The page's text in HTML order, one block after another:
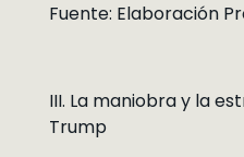
Fuente: Elaboración
III. La maniobra y la
Trump